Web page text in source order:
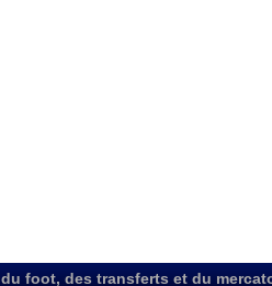
foot, des transferts et du